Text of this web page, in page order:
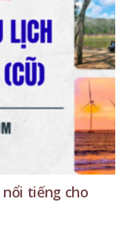
nổi tiếng cho